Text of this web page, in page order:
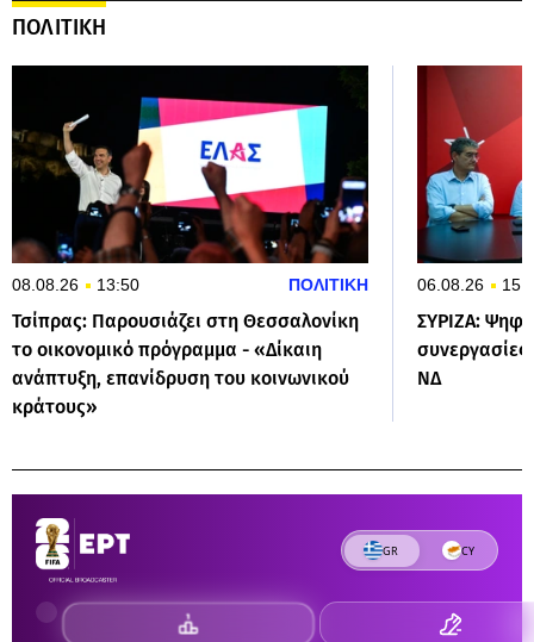
ΠΟΛΙΤΙΚΗ
08.08.26 13:50 ΠΟΛΙΤΙΚΗ
Τσίπρας: Παρουσιάζει στη Θεσσαλονίκη
το οικονομικό πρόγραμμα - «Δίκαιη
ανάπτυξη, επανίδρυση του κοινωνικού
κράτους»
06.08.26
ΣΥΡΙΖΑ:
ΝΔ